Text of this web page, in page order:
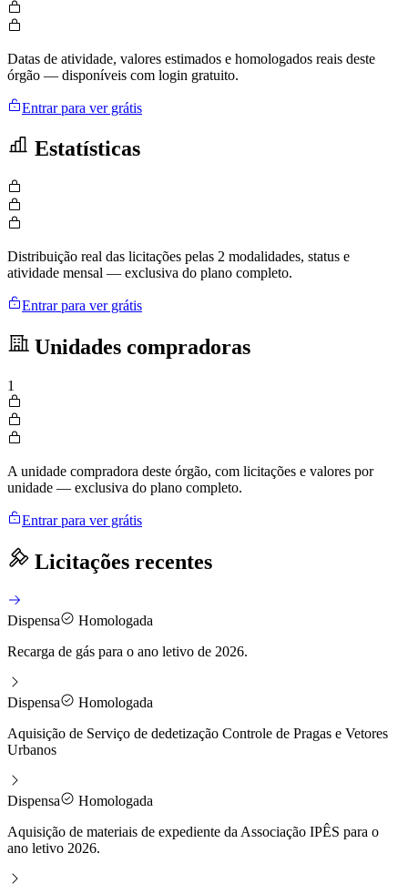
Datas de atividade, valores estimados e homologados reais deste
órgão — disponíveis com login gratuito.
Entrar para ver grátis
Estatísticas
Distribuição real das licitações pelas 2 modalidades, status e
atividade mensal — exclusiva do plano completo.
Entrar para ver grátis
Unidades compradoras
1
A unidade compradora deste órgão, com licitações e valores por
unidade — exclusiva do plano completo.
Entrar para ver grátis
Licitações recentes
Dispensa
Homologada
Recarga de gás para o ano letivo de 2026.
Dispensa
Homologada
Aquisição de Serviço de dedetização Controle de Pragas e Vetores
Urbanos
Dispensa
Homologada
Aquisição de materiais de expediente da Associação IPÊS para o
ano letivo 2026.